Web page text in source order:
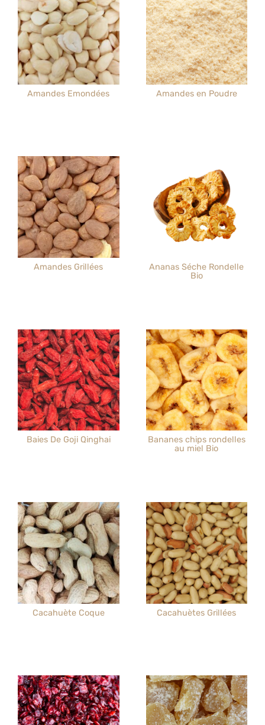
Amandes Emondées Amandes en Poudre
Amandes Grillées
Ananas Séche Rondelle
Bio
Baies De Goji Qinghai
Bananes chips rondelles
au miel Bio
Cacahuète Coque Cacahuètes Grillées